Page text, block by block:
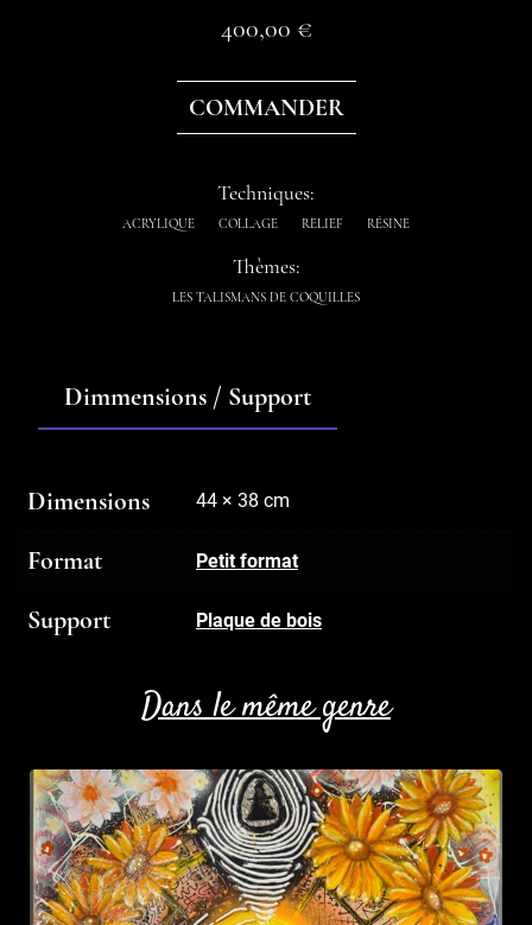
400,00 €
COMMANDER
Techniques:
ACRYLIQUE COLLAGE RELIEF RÉSINE
Thèmes:
LES TALISMANS DE COQUILLES
Dimmensions / Support
Dimensions 44 × 38 cm
Format Petit format
Support Plaque de bois
Dans le même genre